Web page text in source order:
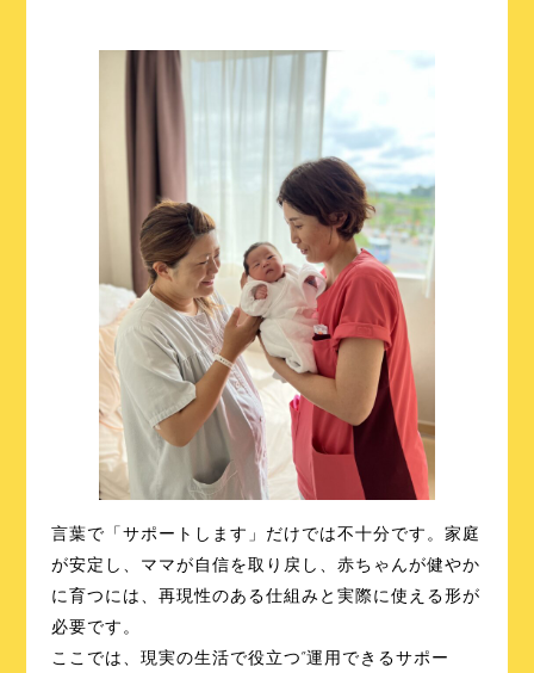
言葉で「サポートします」だけでは不十分です。家庭
が安定し、ママが自信を取り戻し、赤ちゃんが健やか
に育つには、再現性のある仕組みと実際に使える形が
必要です。
ここでは、現実の生活で役立つ”運用できるサポー